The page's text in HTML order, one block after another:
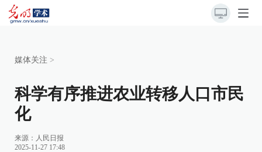
媒体关注 >
科学有序推进农业转移人口市民
化
来源： 人民日报
2025-11-27 17:48